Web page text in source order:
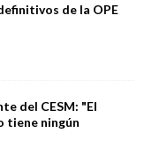
de la OPE
del CESM: "El
tiene ningún